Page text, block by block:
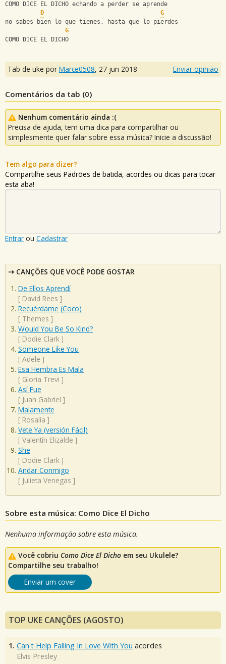
COMO DICE EL DICHO echando a perder se aprende
D
G
no sabes bien lo que tienes, hasta que lo pierdes
G
COMO DICE EL DICHO
Tab de uke por Marce0508, 27 jun 2018 Enviar opinião
Comentários da tab (0)
Nenhum comentário ainda :(
Precisa de ajuda, tem uma dica para compartilhar ou
simplesmente quer falar sobre essa música? Inicie a discussão!
Tem algo para dizer?
Compartilhe seus Padrões de batida, acordes ou dicas para tocar
esta aba!
Entrar ou Cadastrar
CANÇÕES QUE VOCÊ PODE GOSTAR
De Ellos Aprendí
[ David Rees ]
Recuérdame (Coco)
[ Themes ]
Would You Be So Kind?
[ Dodie Clark ]
Someone Like You
[ Adele ]
Esa Hembra Es Mala
[ Gloria Trevi ]
Así Fue
[ Juan Gabriel ]
Malamente
[ Rosalía ]
Vete Ya (versión Fácil)
[ Valentín Elizalde ]
She
[ Dodie Clark ]
Andar Conmigo
[ Julieta Venegas ]
Sobre esta música: Como Dice El Dicho
Nenhuma informação sobre esta música.
Você cobriu Como Dice El Dicho em seu Ukulele?
Compartilhe seu trabalho!
Enviar um cover
TOP UKE CANÇÕES (AGOSTO)
1. Can't Help Falling In Love With You acordes
Elvis Presley